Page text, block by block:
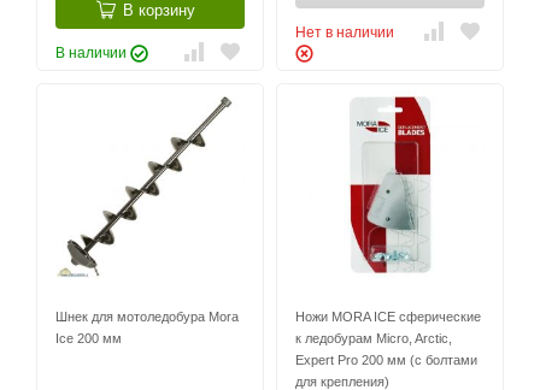
В корзину
В наличии
Нет в наличии
Шнек для мотоледобура Mora
Ice 200 мм
Ножи MORA ICE сферические
к ледобурам Micro, Arctic,
Expert Pro 200 мм (с болтами
для крепления)